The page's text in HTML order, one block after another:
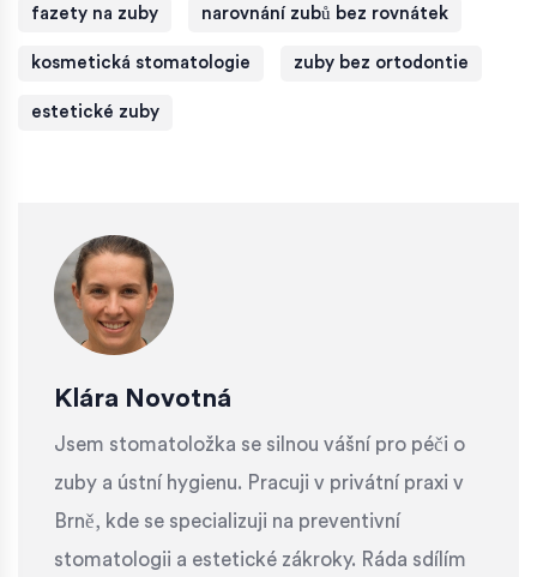
fazety na zuby narovnání zubů bez rovnátek
kosmetická stomatologie zuby bez ortodontie
estetické zuby
Klára Novotná
Jsem stomatoložka se silnou vášní pro péči o
zuby a ústní hygienu. Pracuji v privátní praxi v
Brně, kde se specializuji na preventivní
stomatologii a estetické zákroky. Ráda sdílím